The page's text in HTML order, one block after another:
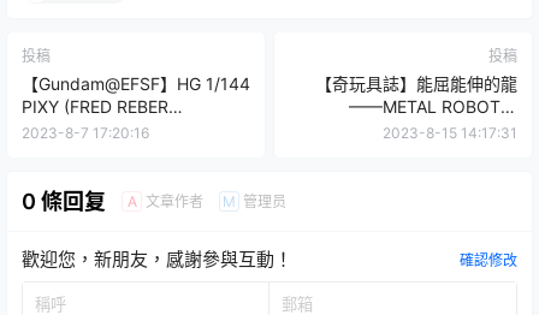
投稿
【Gundam@EFSF】HG 1/144
PIXY (FRED REBER
CUSTOM)
2023-8-7 17:20:16
投稿
【奇玩具誌】能屈能伸的龍
——METAL ROBOT魂
ALTRON GUNDAM 雙頭龍高
2023-8-15 14:17:31
0 條回复 A 文章作者 M 管理员
歡迎您，新朋友，感謝參與互動！ 確認修改